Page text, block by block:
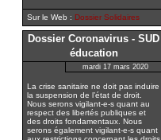
Sur le Web : Dossier Solidaires
Dossier Coronavirus - SUD
éducation
mardi 17 mars 2020
La crise sanitaire ne doit pas induire
la suspension de l’état de droit.
Nous serons vigilant-e-s quant au
respect des libertés publiques et
des droits fondamentaux. Nous
serons également vigilant-e-s quant